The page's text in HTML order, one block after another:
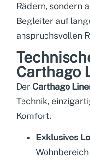
Rädern, sondern
Begleiter auf
anspruchsvollen
Carthago
Der Carthago
Technik,
Komfort:
Exklusives